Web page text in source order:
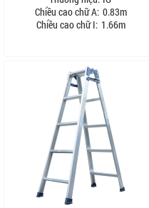
Chiều cao chữ A: 0.83m
Chiều cao chữ I: 1.66m